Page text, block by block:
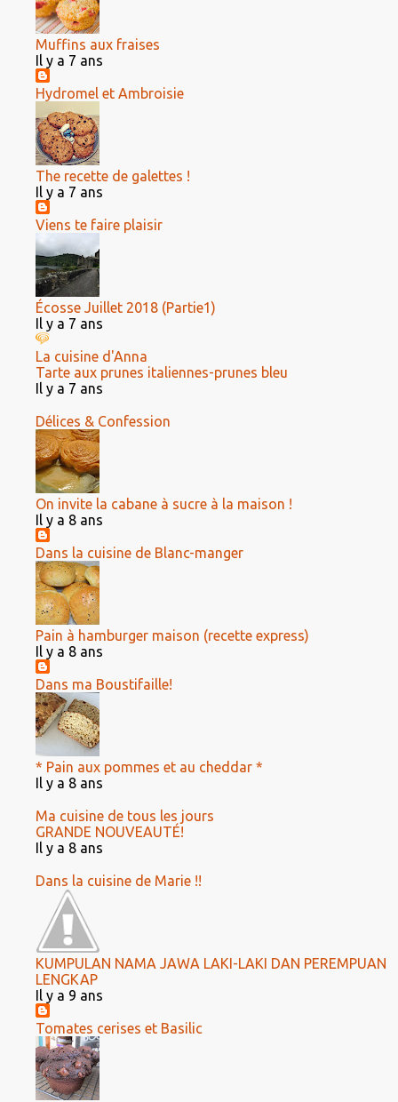
Muffins aux fraises
Il y a 7 ans
Hydromel et Ambroisie
The recette de galettes !
Il y a 7 ans
Viens te faire plaisir
Écosse Juillet 2018 (Partie1)
Il y a 7 ans
La cuisine d'Anna
Tarte aux prunes italiennes-prunes bleu
Il y a 7 ans
Délices & Confession
On invite la cabane à sucre à la maison !
Il y a 8 ans
Dans la cuisine de Blanc-manger
Pain à hamburger maison (recette express)
Il y a 8 ans
Dans ma Boustifaille!
* Pain aux pommes et au cheddar *
Il y a 8 ans
Ma cuisine de tous les jours
GRANDE NOUVEAUTÉ!
Il y a 8 ans
Dans la cuisine de Marie !!
KUMPULAN NAMA JAWA LAKI-LAKI DAN PEREMPUAN
LENGKAP
Il y a 9 ans
Tomates cerises et Basilic